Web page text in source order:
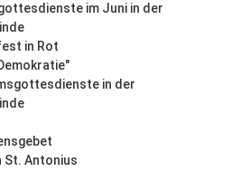
im Juni in der
in Rot
in der
St. Antonius